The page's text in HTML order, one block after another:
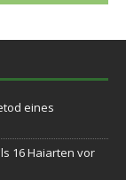
eines
16 Haiarten vor